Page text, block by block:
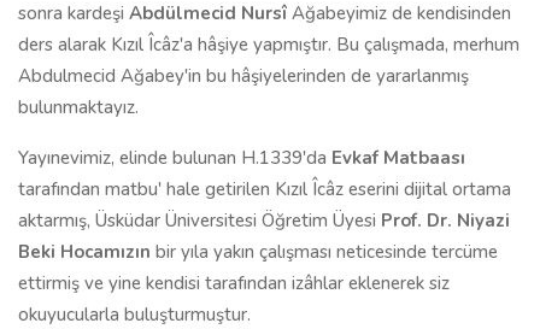
sonra kardeşi Abdülmecid Nursî Ağabeyimiz de kendisinden
ders alarak Kızıl Îcâz'a hâşiye yapmıştır. Bu çalışmada, merhum
Abdulmecid Ağabey'in bu hâşiyelerinden de yararlanmış
bulunmaktayız.
Yayınevimiz, elinde bulunan H.1339'da Evkaf Matbaası
tarafından matbu' hale getirilen Kızıl Îcâz eserini dijital ortama
aktarmış, Üsküdar Üniversitesi Öğretim Üyesi Prof. Dr. Niyazi
Beki Hocamızın bir yıla yakın çalışması neticesinde tercüme
ettirmiş ve yine kendisi tarafından izâhlar eklenerek siz
okuyucularla buluşturmuştur.